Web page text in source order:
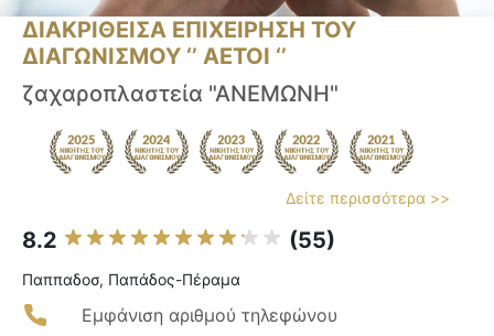
ΔΙΑΚΡΙΘΕΙΣΑ ΕΠΙΧΕΙΡΗΣΗ ΤΟΥ
ΔΙΑΓΩΝΙΣΜΟΥ ‘’ ΑΕΤΟΙ ‘’
ζαχαροπλαστεία "ΑΝΕΜΩNH"
Δείτε περισσότερα >>
8.2 (55)
Παππαδοσ, Παπάδος-Πέραμα
Εμφάνιση αριθμού τηλεφώνου